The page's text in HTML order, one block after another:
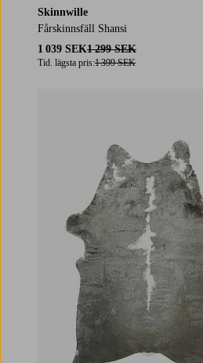
Skinnwille
Fårskinnsfäll Shansi
1 039 SEK1 299 SEK
Tid. lägsta pris:1 399 SEK